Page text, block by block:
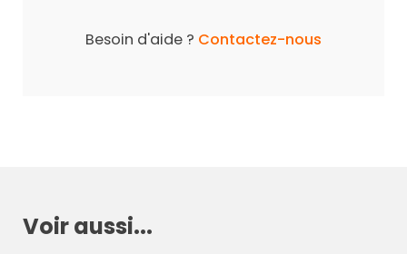
Besoin d'aide ? Contactez-nous
Voir aussi...